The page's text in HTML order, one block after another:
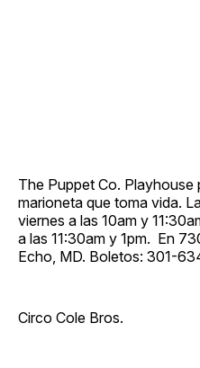
The Puppet Co. Playhouse
marioneta que toma vida.
viernes a las 10am y
a las 11:30am y 1pm. En
Echo, MD. Boletos: 301-
Circo Cole Bros.